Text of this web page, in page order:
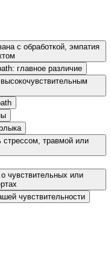
с обработкой, эмпатия
главное различие
стрессом, травмой или
чувствительных или
чувствительности